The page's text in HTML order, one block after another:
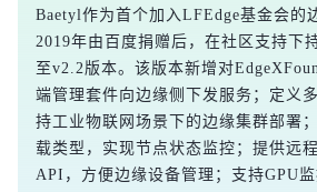
Baetyl作为首个加入LFEdge基金会的
2019年由百度捐赠后，在社区支持下
至v2.2版本。该版本新增对
端管理套件向边缘侧下发服务；定义
持工业物联网场景下的边缘集群部署
载类型，实现节点状态监控；提供远
API，方便边缘设备管理；支持GPU